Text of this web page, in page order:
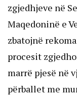
zgjedhjeve në
Maqedoninë e
zbatojnë
procesit
marrë pjesë në
përballet me